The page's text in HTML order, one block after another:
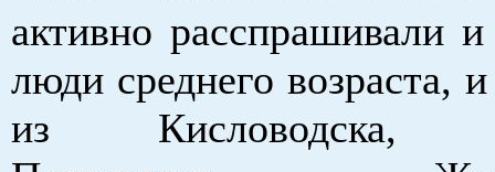
активно расспрашивали
люди среднего возраста,
из Кисловодска,